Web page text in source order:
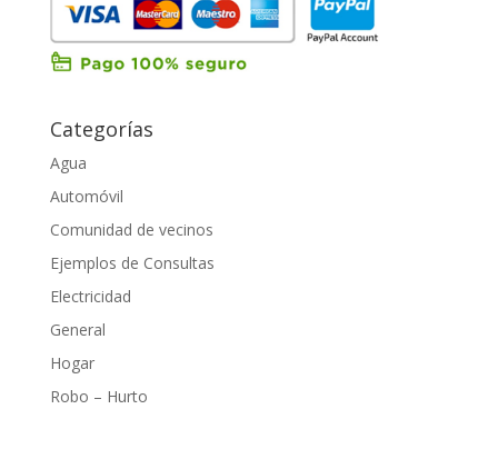
Categorías
Agua
Automóvil
Comunidad de vecinos
Ejemplos de Consultas
Electricidad
General
Hogar
Robo – Hurto